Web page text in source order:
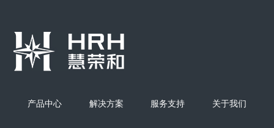
微生物检测工作站
产品中心 解决方案 服务支持 关于我们